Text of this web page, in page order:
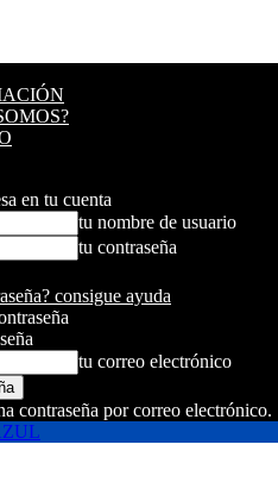
en tu cuenta
tu nombre de usuario
tu contraseña
consigue ayuda
tu correo electrónico
contraseña por correo electrónico.